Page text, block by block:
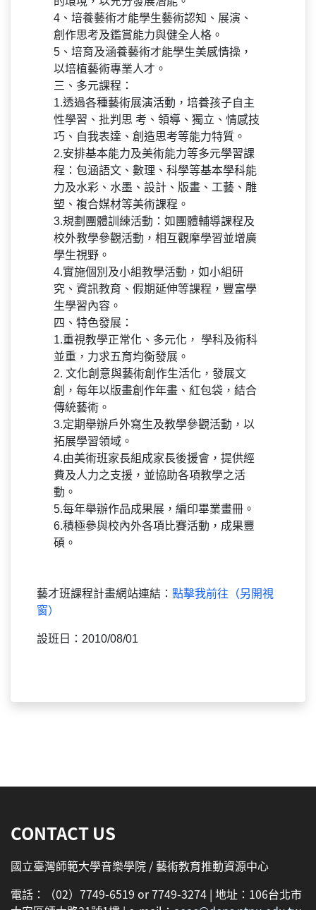
4、培養藝術才能學生藝術認知、展演、
創作思考及鑑賞能力與健全人格。
5、培育及涵養藝術才能學生美感情操，
以培植藝術專業人才。
三、多元課程：
1.透過各種藝術展演活動，培養孩子自主
性學習、批判思 考、領導、獨立、情感技
巧、自我表達、創造思考等能力特質。
2.安排基本能力及美術能力等多元學習課
程：包涵語文、數理、科學等基本學科能
力及水彩、水墨、設計、版畫、工藝、雕
塑、複合媒材等美術課程。
3.規劃團體訓練活動：如團體輔導課程及
校外教學參觀活動，相互觀摩學習並增廣
學生視野。
4.實施個別及小組教學活動，如小組研
究、資訊教育、假期延伸等課程，豐富學
生學習內容。
四、特色發展：
1.重視教學正常化、多元化， 學科及術科
並重，力求五育均衡發展。
2. 文化創意與藝術創作生活化，發展文
創，每年以版畫創作年畫、紅包袋，結合
傳統藝術。
3.定期舉辦戶外寫生及教學參觀活動，以
拓展學習領域。
4.由美術班家長組成家長後援會，提供經
費及人力之支援，並協助各項教學之活
動。
5.每年舉辦作品成果展，編印畢業畫冊。
6.積極參與校內外各項比賽活動，成果豐
碩。
藝才班課程計畫網站連結： 點擊我前往（另開視
窗）
設班日：2010/08/01
CONTACT US
國立臺灣師範大學音樂學院 / 藝術教育推動資源中心
電話：（02）7749-6519 or 7749-3274 | 地址：106台北市